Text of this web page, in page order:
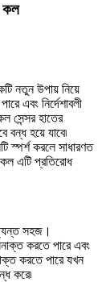
কল
নতুন উপায় নিয়ে
এবং নির্দেশাবলী
সেন্সর হাতের
বন্ধ হয়ে যাবে৷
স্পর্শ করলে সাধারণত
কল এটি প্রতিরোধ
সহজ।
করতে পারে এবং
করতে পারে যখন
করে৷